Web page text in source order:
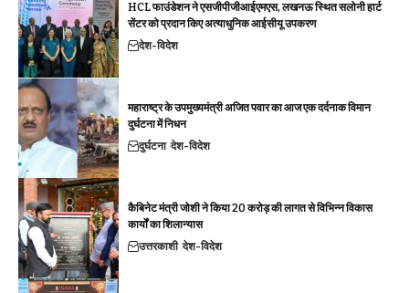
HCL फाउंडेशन ने एसजीपीजीआईएमएस, लखनऊ स्थित सलोनी हार्ट
सेंटर को प्रदान किए अत्याधुनिक आईसीयू उपकरण
देश-विदेश
महाराष्ट्र के उपमुख्यमंत्री अजित पवार का आज एक दर्दनाक विमान
दुर्घटना में निधन
दुर्घटना देश-विदेश
कैबिनेट मंत्री जोशी ने किया 20 करोड़ की लागत से विभिन्न विकास
कार्यों का शिलान्यास
उत्तरकाशी देश-विदेश